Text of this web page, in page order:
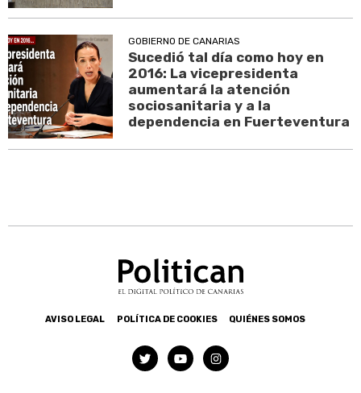
GOBIERNO DE CANARIAS
Sucedió tal día como hoy en
2016: La vicepresidenta
aumentará la atención
sociosanitaria y a la
dependencia en Fuerteventura
AVISO LEGAL POLÍTICA DE COOKIES QUIÉNES SOMOS